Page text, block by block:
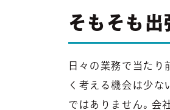
そもそも出
日々の業務で当たり
く考える機会は少な
ではありません。会